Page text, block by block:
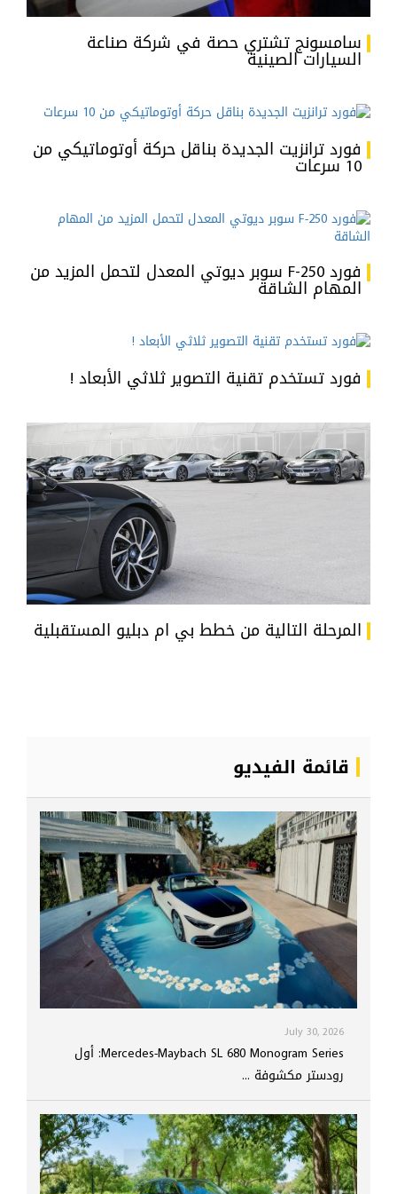
سامسونج تشتري حصة في شركة صناعة
السيارات الصينية
فورد ترانزيت الجديدة بناقل حركة أوتوماتيكي من
10 سرعات
فورد F-250 سوبر ديوتي المعدل لتحمل المزيد من
المهام الشاقة
فورد تستخدم تقنية التصوير ثلاثي الأبعاد !
المرحلة التالية من خطط بي ام دبليو المستقبلية
قائمة الفيديو
July 30, 2026
Mercedes-Maybach SL 680 Monogram Series: أول
رودستر مكشوفة ...